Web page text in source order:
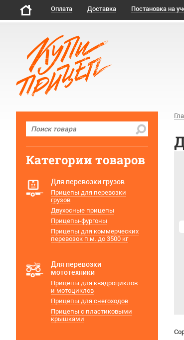
Оплата Доставка Постановка на
Категории товаров
Для перевозки грузов
Прицепы для перевозки
грузов
Двухосные прицепы
Прицепы-фургоны
Прицепы для коммерческих
перевозок п.м. до 3500 кг
Для перевозки
мототехники
Прицепы для квадроциклов
и мотоциклов
Прицепы для снегоходов
Прицепы с пластиковыми
крышками